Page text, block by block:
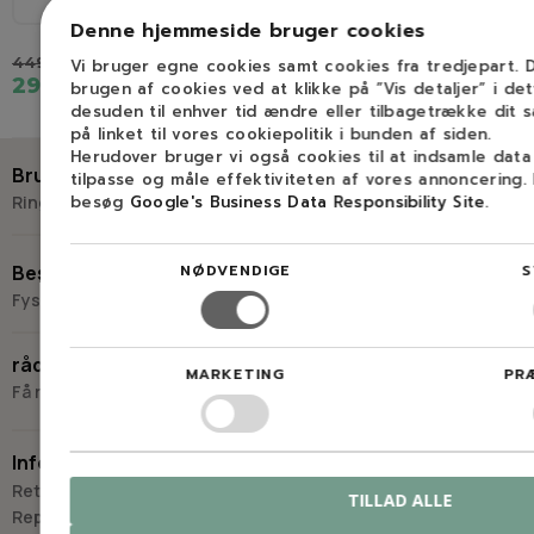
449,00 kr.
299,00 kr. 272,00 kr.
Brug for hjælp?
Ring eller skriv til Savdoktoren
+45 98 17 27 33
Besøg os
Fysisk butik og kompetencecenter
Virkelyst 3
9400 Nørresundby
Hverdage: 8.00-16.00
råd og vejledning
Få råd og vejledning hos Savdoktoren
“Vi bygger vores løsninger på viden, erfaring og faglig indsigt
- så du kan træffe
Information
Retur
Reparation
Denne hjemmeside bruger cookies
Vi bruger egne cookies samt cookies fra tredjepart.
brugen af cookies ved at klikke på ”Vis detaljer” i
desuden til enhver tid ændre eller tilbagetrække dit
på linket til vores cookiepolitik i bunden af siden.
Herudover bruger vi også cookies til at indsamle
tilpasse og måle effektiviteten af vores annoncering.
besøg Google's Business Data Responsibility Site.
NØDVENDIGE
MARKETING
TILLAD ALLE